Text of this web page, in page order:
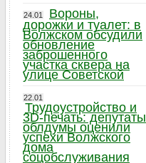
24.01
Вороны,
дорожки и туалет: в
Волжском обсудили
обновление
заброшенного
участка сквера на
улице Советской
22.01
Трудоустройство и
3D-печать: депутаты
облдумы оценили
успехи Волжского
дома
соцобслуживания